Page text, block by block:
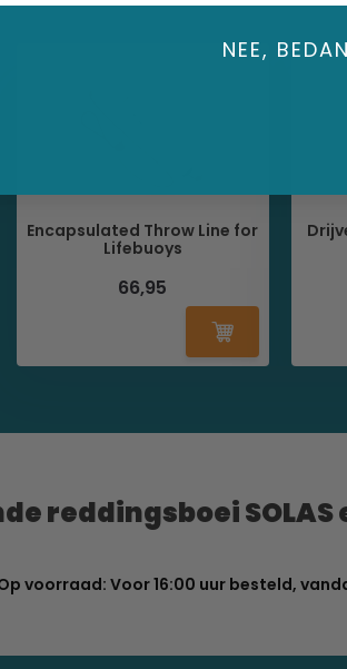
Encapsulated Throw Line for
Lifebuoys
66,95
reddingsboei SOLAS
voorraad: Voor 16:00 uur besteld,
NEE,